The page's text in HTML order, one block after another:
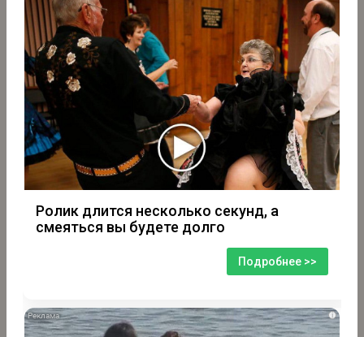
Ролик длится несколько секунд, а
смеяться вы будете долго
Подробнее >>
i